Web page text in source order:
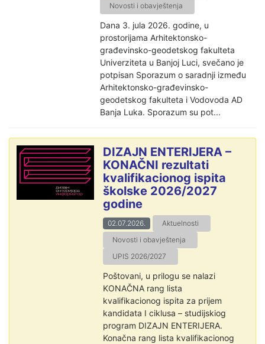
Novosti i obavještenja
Dana 3. jula 2026. godine, u
prostorijama Arhitektonsko-
građevinsko-geodetskog fakulteta
Univerziteta u Banjoj Luci, svečano je
potpisan Sporazum o saradnji između
Arhitektonsko-građevinsko-
geodetskog fakulteta i Vodovoda AD
Banja Luka. Sporazum su pot...
DIZAJN ENTERIJERA –
KONAČNI rezultati
kvalifikacionog ispita
školske 2026/2027
godine
02.07.2026.
Aktuelnosti
Novosti i obavještenja
UPIS 2026/2027
Poštovani, u prilogu se nalazi
KONAČNA rang lista
kvalifikacionog ispita za prijem
kandidata I ciklusa – studijskiog
program DIZAJN ENTERIJERA.
Konačna rang lista kvalifikacionog